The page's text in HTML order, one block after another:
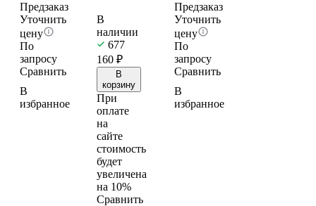
Предзаказ
Уточнить
цену
По
запросу
Сравнить
В
избранное
В
наличии
677
160₽
В
корзину
При
оплате
на
сайте
стоимость
будет
увеличена
на 10%
Сравнить
Предзаказ
Уточнить
цену
По
запросу
Сравнить
В
избранное